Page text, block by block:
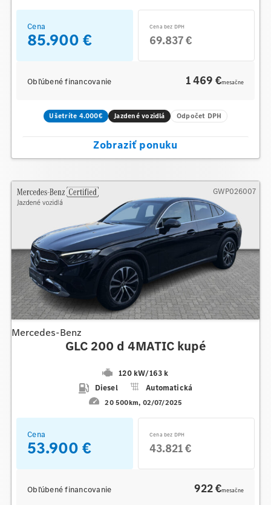
Cena
85.900 €
Cena bez DPH
69.837 €
Obľúbené financovanie 1 469 €mesačne
Ušetríte 4.000€ Jazdené vozidlá Odpočet DPH
Zobraziť ponuku
Mercedes-Benz
GLC 200 d 4MATIC kupé
120 kW/163 k
Diesel
Automatická
20 500km 02/07/2025
GWP026007
Cena
53.900 €
Cena bez DPH
43.821 €
Obľúbené financovanie 922 €mesačne